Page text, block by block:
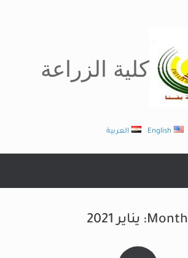
كلية الزراعة
العربية English
يناير 2021